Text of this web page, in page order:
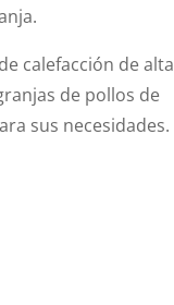
calefacción de alta
de pollos de
sus necesidades.